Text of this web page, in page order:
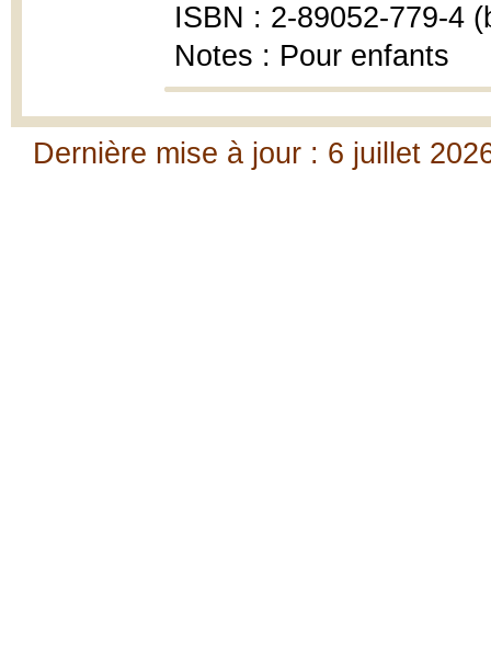
ISBN : 2-89052-779-4
Notes : Pour enfants
Dernière mise à jour : 6 juillet